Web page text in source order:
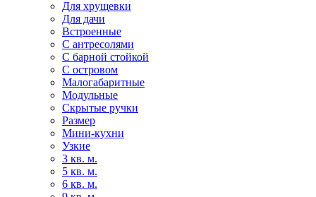
Для хрущевки
Для дачи
Встроенные
С антресолями
С барной стойкой
С островом
Малогабаритные
Модульные
Скрытые ручки
Размер
Мини-кухни
Узкие
3 кв. м.
5 кв. м.
6 кв. м.